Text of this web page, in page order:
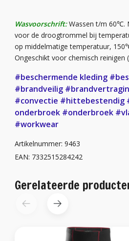
Wasvoorschrift:Wassen t/m 60℃.
voor de droogtrommel bij
op middelmatige temperatuur,
Ongeschikt voor chemisch reinigen
#beschermende kleding
#brandveilig
#convectie #hittebestendig
onderbroek #onderbroek
#workwear
Artikelnummer: 9463
EAN: 7332515284242
Gerelateerde